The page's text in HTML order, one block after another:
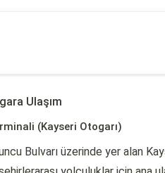
Ulaşım
(Kayseri Otogarı)
Bulvarı üzerinde yer alan